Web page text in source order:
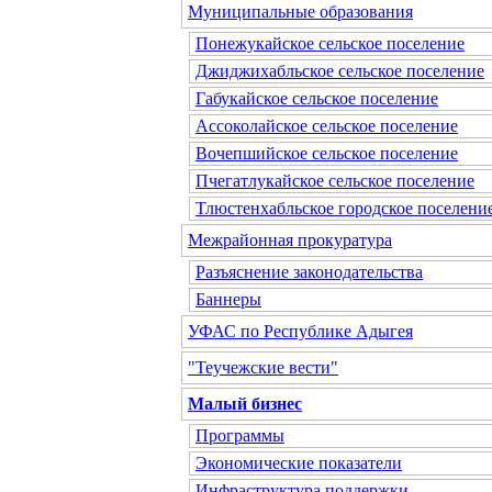
Муниципальные образования
Понежукайское сельское поселение
Джиджихабльское сельское поселение
Габукайское сельское поселение
Ассоколайское сельское поселение
Вочепшийское сельское поселение
Пчегатлукайское сельское поселение
Тлюстенхабльское городское
Межрайонная прокуратура
Разъяснение законодательства
Баннеры
УФАС по Республике Адыгея
"Теучежские вести"
Малый бизнес
Программы
Экономические показатели